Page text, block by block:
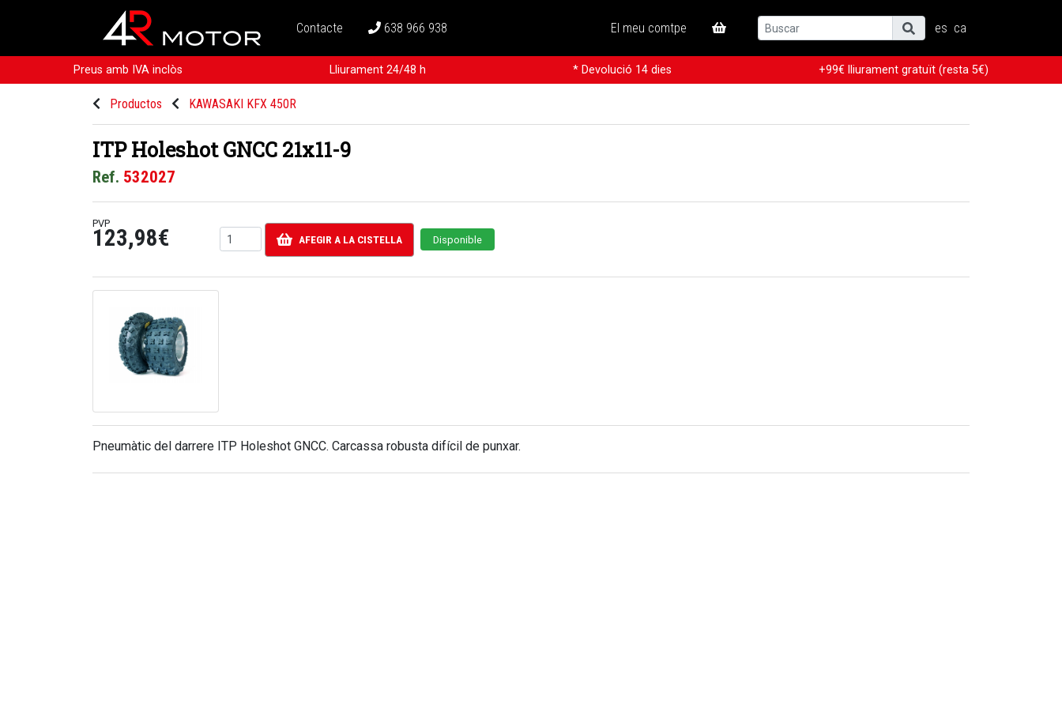
Contacte 638 966 938 El meu comtpe es ca
Preus amb IVA inclòs Lliurament 24/48 h * Devolució 14 dies +99€ lliurament gratuït (resta 5€)
Productos KAWASAKI KFX 450R
ITP Holeshot GNCC 21x11-9
Ref. 532027
PVP
123,98€ AFEGIR A LA CISTELLA Disponible
Pneumàtic del darrere ITP Holeshot GNCC. Carcassa robusta difícil de punxar.